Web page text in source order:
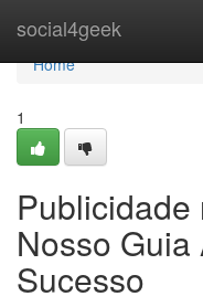
social4geek
Home
Home
1
Publicidade
Nosso
Sucesso